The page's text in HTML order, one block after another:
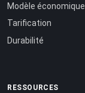
Modèle économique
Tarification
Durabilité
RESSOURCES